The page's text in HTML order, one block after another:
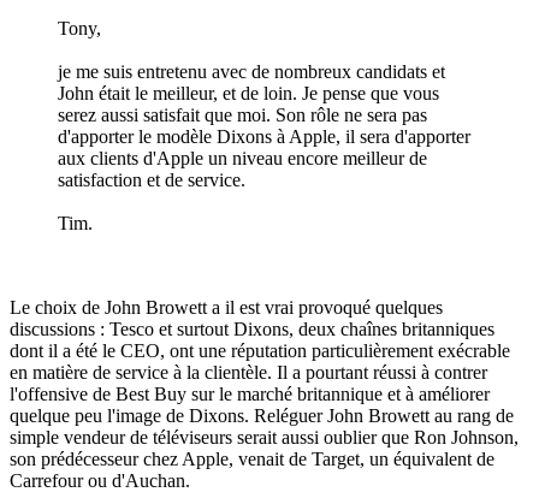
Tony,
je me suis entretenu avec de nombreux candidats et
John était le meilleur, et de loin. Je pense que vous
serez aussi satisfait que moi. Son rôle ne sera pas
d'apporter le modèle Dixons à Apple, il sera d'apporter
aux clients d'Apple un niveau encore meilleur de
satisfaction et de service.
Tim.
Le choix de John Browett a il est vrai provoqué quelques
discussions : Tesco et surtout Dixons, deux chaînes britanniques
dont il a été le CEO, ont une réputation particulièrement exécrable
en matière de service à la clientèle. Il a pourtant réussi à contrer
l'offensive de Best Buy sur le marché britannique et à améliorer
quelque peu l'image de Dixons. Reléguer John Browett au rang de
simple vendeur de téléviseurs serait aussi oublier que Ron Johnson,
son prédécesseur chez Apple, venait de Target, un équivalent de
Carrefour ou d'Auchan.